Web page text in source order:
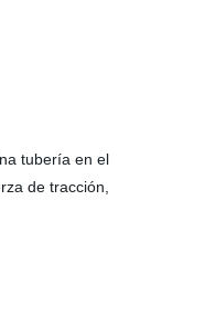
tubería en el
de tracción,